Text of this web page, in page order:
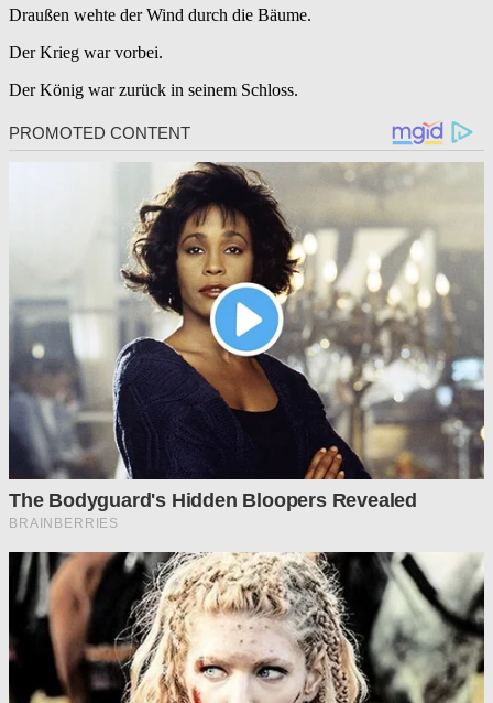
Draußen wehte der Wind durch die Bäume.
Der Krieg war vorbei.
Der König war zurück in seinem Schloss.